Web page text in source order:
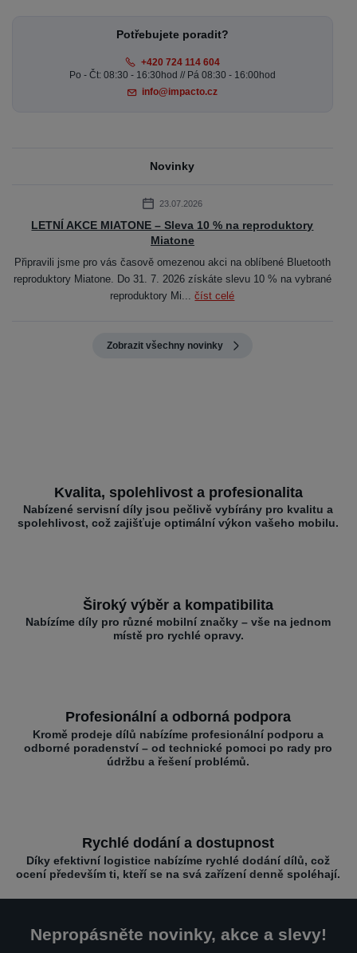
Potřebujete poradit?
+420 724 114 604
Po - Čt: 08:30 - 16:30hod // Pá 08:30 - 16:00hod
info@impacto.cz
Novinky
23.07.2026
LETNÍ AKCE MIATONE – Sleva 10 % na reproduktory
Miatone
Připravili jsme pro vás časově omezenou akci na oblíbené Bluetooth
reproduktory Miatone. Do 31. 7. 2026 získáte slevu 10 % na vybrané
reproduktory Mi...číst celé
Zobrazit všechny novinky
Kvalita, spolehlivost a profesionalita
Nabízené servisní díly jsou pečlivě vybírány pro kvalitu a
spolehlivost, což zajišťuje optimální výkon vašeho mobilu.
Široký výběr a kompatibilita
Nabízíme díly pro různé mobilní značky – vše na jednom
místě pro rychlé opravy.
Profesionální a odborná podpora
Kromě prodeje dílů nabízíme profesionální podporu a
odborné poradenství – od technické pomoci po rady pro
údržbu a řešení problémů.
Rychlé dodání a dostupnost
Díky efektivní logistice nabízíme rychlé dodání dílů, což
ocení především ti, kteří se na svá zařízení denně spoléhají.
Nepropásněte novinky, akce a slevy!